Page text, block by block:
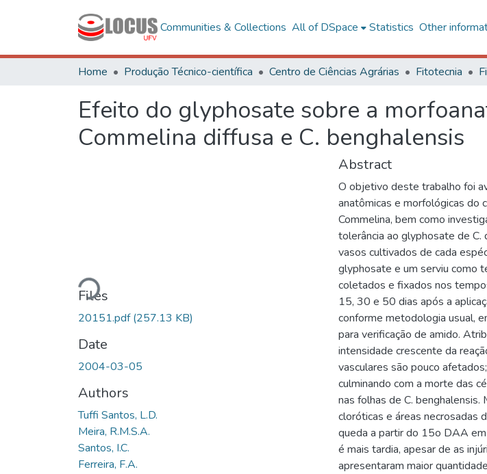
Communities & Collections All of DSpace Statistics Other
Home Produção Técnico-científica Centro de Ciências Agrárias Fitotecnia
Efeito do glyphosate sobre a
Commelina diffusa e C. benghalensis
Loading...
Files
20151.pdf(257.13 KB)
Date
2004-03-05
Authors
Tuffi Santos, L.D.
Meira, R.M.S.A.
Santos, I.C.
Ferreira, F.A.
Abstract
O objetivo deste trabalho foi
anatômicas e morfológicas do
Commelina, bem como
tolerância ao glyphosate de C.
vasos cultivados de cada
glyphosate e um serviu como
coletados e fixados nos
15, 30 e 50 dias após a
conforme metodologia usual,
para verificação de amido.
intensidade crescente da
vasculares são pouco
culminando com a morte das
nas folhas de C.
cloróticas e áreas necrosadas
queda a partir do 15o DAA em
é mais tardia, apesar de as
apresentaram maior